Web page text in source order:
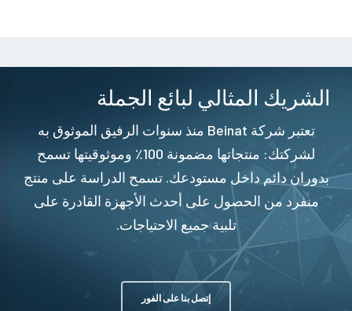
الشريك المثالي لبائع الجملة
تعتبر شركة Beinat منذ سنوات الرفيق الموثوق به
لشركتك: منتجاتها مضمونة 100٪ وموثوقيتها تسمح
بدوران دائم داخل مستودعك. تسمح الدراسة على منتج
منفرد من الحصول على أحدث الأجهزة القادرة على
تلبية جميع الاحتياجات.
إتصل بنا على الفور